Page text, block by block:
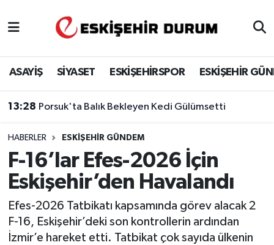
ASAYİŞ SİYASET ESKİŞEHİRSPOR ESKİŞEHİR
13:28 Porsuk'ta Balık Bekleyen Kedi Gülümsetti
HABERLER ESKIŞEHIR GÜNDEM
F-16’lar Efes-2026 İçin
Eskişehir’den Havalandı
Efes-2026 Tatbikatı kapsamında görev alacak 2
F-16, Eskişehir’deki son kontrollerin ardından
İzmir’e hareket etti. Tatbikat çok sayıda ülkenin
Eskişehir Hava Durumu
Eskişehir Namaz Vakitleri
Eskişehir Trafik Yoğunluk Haritası
Süper Lig Puan Durumu ve Fikstür
Tüm Manşetler
Son Dakika Haberleri